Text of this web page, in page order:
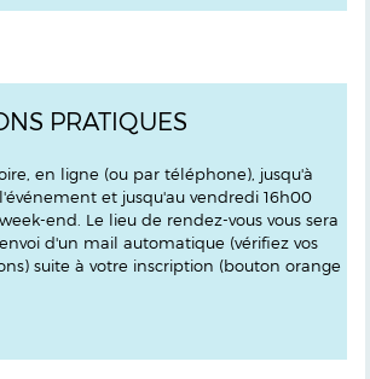
PRATIQUES
en ligne (ou par téléphone), jusqu'à
et jusqu'au vendredi 16h00
end. Le lieu de rendez-vous vous sera
d'un mail automatique (vérifiez vos
suite à votre inscription (bouton orange